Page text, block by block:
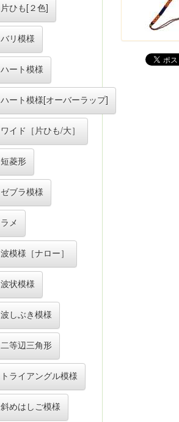
片ひも[２色]
バリ模様
ハート模様
ハート模様[オーバーラップ]
ワイド［片ひも/大］
短菱形
ゼブラ模様
ラメ
波模様［ナロー］
波状模様
波しぶき模様
二等辺三角形
トライアングル模様
斜めはしご模様